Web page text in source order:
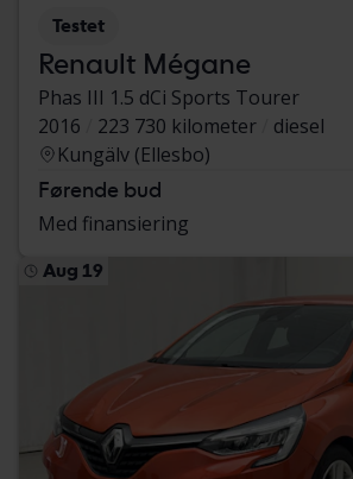
Testet
Renault Mégane
Phas III 1.5 dCi Sports Tourer
2016
223 730 kilometer
diesel
Kungälv (Ellesbo)
Førende bud
Med finansiering
Aug 19